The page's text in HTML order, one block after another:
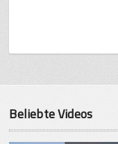
Beliebte Videos